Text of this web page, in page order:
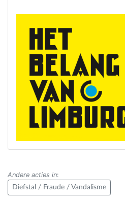
Andere acties in:
Diefstal / Fraude / Vandalisme